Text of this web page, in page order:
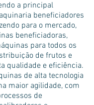
a principal
beneficiadores
para o mercado,
beneficiadoras,
para todos os
de frutos e
qualidade e eficiência.
de alta tecnologia
maior agilidade, com
de